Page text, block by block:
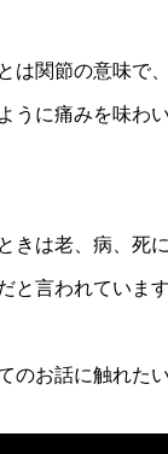
関節の意味で
に痛みを味わ
は老、病、死
言われています
お話に触れたい